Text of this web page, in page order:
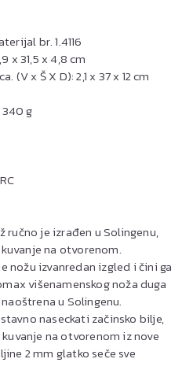
br. 1.4116
x 31,5 x 4,8 cm
(V x Š X D): 2,1 x 37 x 12 cm
340 g
ručno je izrađen u Solingenu,
na otvorenom.
nožu izvanredan izgled i čini ga
višenamenskog noža duga
u Solingenu.
naseckati začinsko bilje,
na otvorenom iz nove
2 mm glatko seče sve